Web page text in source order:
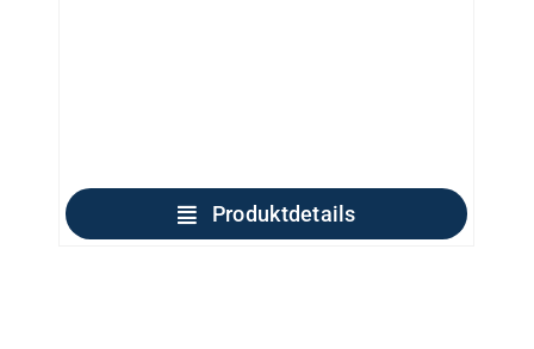
Produktdetails